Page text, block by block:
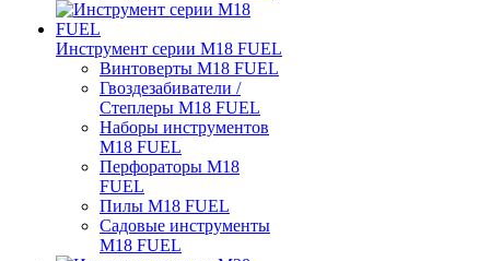
Инструмент серии M18 FUEL
Винтоверты M18 FUEL
Гвоздезабиватели /
Степлеры M18 FUEL
Наборы инструментов
M18 FUEL
Перфораторы M18
FUEL
Пилы M18 FUEL
Садовые инструменты
M18 FUEL